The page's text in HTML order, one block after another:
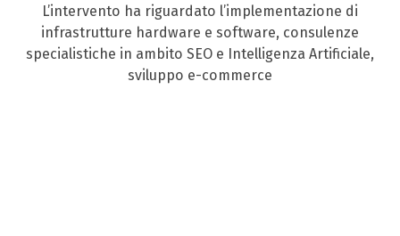
L’intervento ha riguardato l’implementazione di
infrastrutture hardware e software, consulenze
specialistiche in ambito SEO e Intelligenza Artificiale,
sviluppo e-commerce